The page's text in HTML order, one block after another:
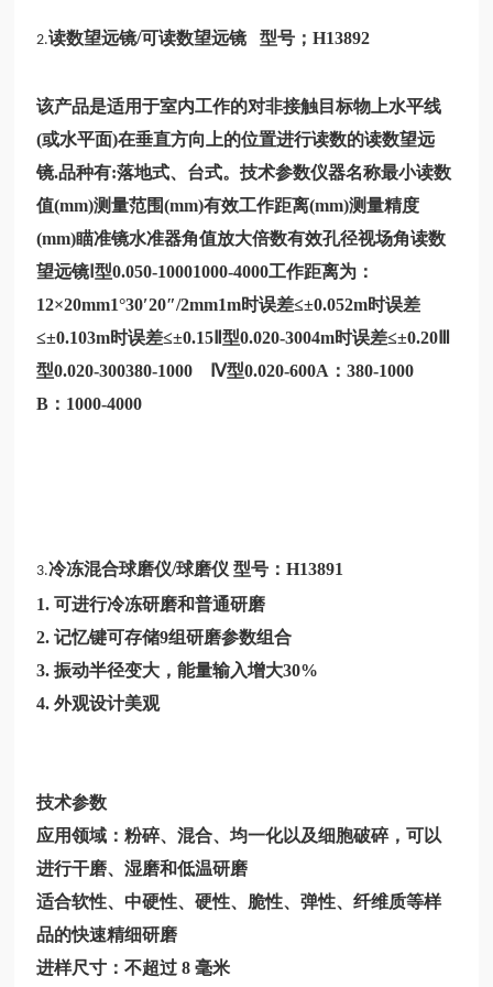
2.读数望远镜/可读数望远镜 型号；H13892
该产品是适用于室内工作的对非接触目标物上水平线
(或水平面)在垂直方向上的位置进行读数的读数望远
镜.品种有:落地式、台式。技术参数仪器名称最小读数
值(mm)测量范围(mm)有效工作距离(mm)测量精度
(mm)瞄准镜水准器角值放大倍数有效孔径视场角读数
望远镜Ⅰ型0.050-10001000-4000工作距离为：
12×20mm1°30′20″/2mm1m时误差≤±0.052m时误差
≤±0.103m时误差≤±0.15Ⅱ型0.020-3004m时误差≤±0.20Ⅲ
型0.020-300380-1000 Ⅳ型0.020-600A：380-1000
B：1000-4000
3.冷冻混合球磨仪/球磨仪 型号：H13891
1. 可进行冷冻研磨和普通研磨
2. 记忆键可存储9组研磨参数组合
3. 振动半径变大，能量输入增大30%
4. 外观设计美观
技术参数
应用领域：粉碎、混合、均一化以及细胞破碎，可以
进行干磨、湿磨和低温研磨
适合软性、中硬性、硬性、脆性、弹性、纤维质等样
品的快速精细研磨
进样尺寸：不超过 8 毫米